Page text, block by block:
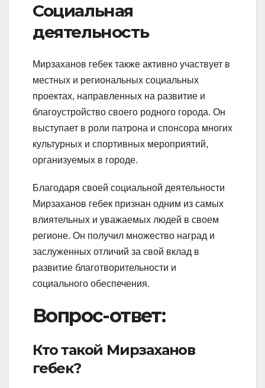
Социальная
деятельность
Мирзаханов гебек также активно участвует в
местных и региональных социальных
проектах, направленных на развитие и
благоустройство своего родного города. Он
выступает в роли патрона и спонсора многих
культурных и спортивных мероприятий,
организуемых в городе.
Благодаря своей социальной деятельности
Мирзаханов гебек признан одним из самых
влиятельных и уважаемых людей в своем
регионе. Он получил множество наград и
заслуженных отличий за свой вклад в
развитие благотворительности и
социального обеспечения.
Вопрос-ответ:
Кто такой Мирзаханов
гебек?